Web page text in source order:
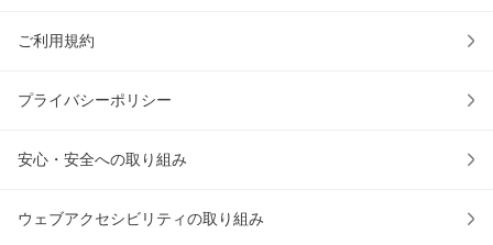
ご利用規約
プライバシーポリシー
安心・安全への取り組み
ウェブアクセシビリティの取り組み